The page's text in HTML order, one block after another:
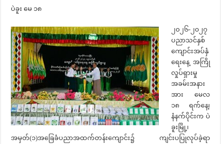
ပဲခူး မေ ၁၈
၂၀၂၆-၂၀၂၇
ပညာသင်နှစ်
ကျောင်းအပ်နှံ
ရေးနေ့ အကြို
လှုပ်ရှားမှု
အခမ်းအနား
အား မေလ
၁၈ ရက်နေ့၊
နံနက်ပိုင်းက ပဲ
ခူးမြို့၊
အမှတ်(၁)အခြေခံပညာအထက်တန်းကျောင်း၌ ကျင်းပပြုလုပ်ခဲ့ရာ